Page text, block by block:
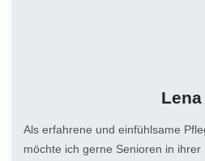
Lena
Als erfahrene und einfühlsame
möchte ich gerne Senioren in